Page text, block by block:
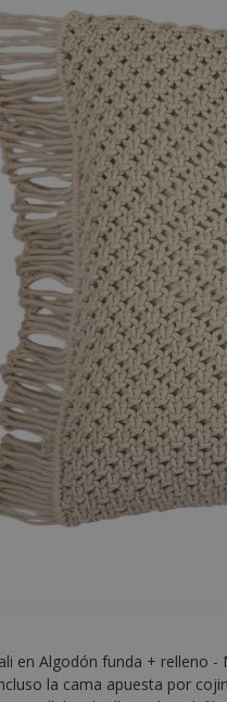
en Algodón funda + relleno -
la cama apuesta por